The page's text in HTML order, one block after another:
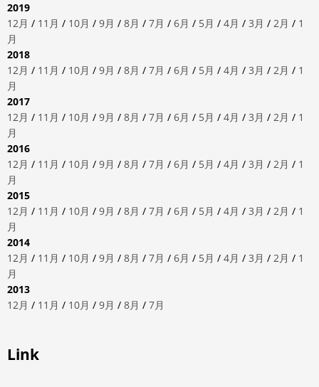
2019
12月 / 11月 / 10月 / 9月 / 8月 / 7月 / 6月 / 5月 / 4月 / 3月 / 2月 / 1
月
2018
12月 / 11月 / 10月 / 9月 / 8月 / 7月 / 6月 / 5月 / 4月 / 3月 / 2月 / 1
月
2017
12月 / 11月 / 10月 / 9月 / 8月 / 7月 / 6月 / 5月 / 4月 / 3月 / 2月 / 1
月
2016
12月 / 11月 / 10月 / 9月 / 8月 / 7月 / 6月 / 5月 / 4月 / 3月 / 2月 / 1
月
2015
12月 / 11月 / 10月 / 9月 / 8月 / 7月 / 6月 / 5月 / 4月 / 3月 / 2月 / 1
月
2014
12月 / 11月 / 10月 / 9月 / 8月 / 7月 / 6月 / 5月 / 4月 / 3月 / 2月 / 1
月
2013
12月 / 11月 / 10月 / 9月 / 8月 / 7月
Link